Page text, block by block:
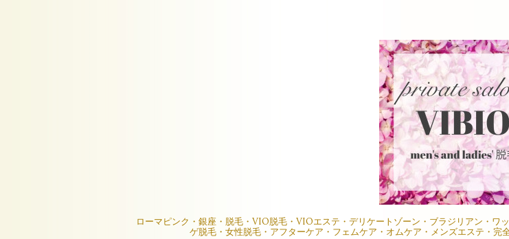
ローマピンク・銀座・脱毛・VIO脱毛・VIOエステ・デリケートゾーン・ブラジリアン・ワ
ゲ脱毛・女性脱毛・アフターケア・フェムケア・オムケア・メンズエステ・